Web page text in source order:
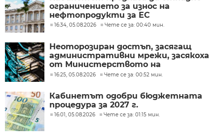
ограничението за износ на
нефтопродукти за ЕС
16:34, 05.08.2026 Чете се за: 00:40 мин.
Неоторозиран достъп, засягащ
административни мрежи, засякоха
от Министерството на
иновациите
16:25, 05.08.2026 Чете се за: 00:52 мин.
Кабинетът одобри бюджетната
процедура за 2027 г.
16:01, 05.08.2026 Чете се за: 01:15 мин.